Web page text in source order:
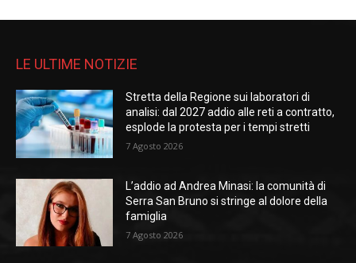
LE ULTIME NOTIZIE
Stretta della Regione sui laboratori di
analisi: dal 2027 addio alle reti a contratto,
esplode la protesta per i tempi stretti
7 Agosto 2026
L’addio ad Andrea Minasi: la comunità di
Serra San Bruno si stringe al dolore della
famiglia
7 Agosto 2026